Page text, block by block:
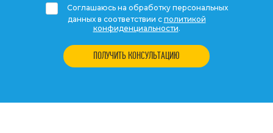
Соглашаюсь на обработку персональных
данных в соответствии с политикой
конфиденциальности.
ПОЛУЧИТЬ КОНСУЛЬТАЦИЮ